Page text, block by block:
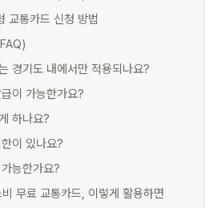
교통카드 신청 방법
경기도 내에서만 적용되나요?
이 가능한가요?
하나요?
이 있나요?
능한가요?
무료 교통카드, 이렇게 활용하면